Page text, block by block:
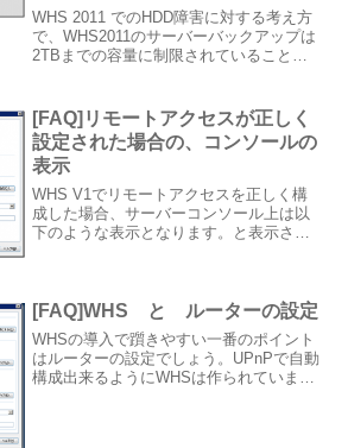
ップする
WHS 2011 でのHDD障害に対する考え方
で、WHS2011のサーバーバックアップは
2TBまでの容量に制限されていることを
存している場合、どうしてもこの点が...
[FAQ]リモートアクセスが正しく
設定された場合の、コンソールの
表示
WHS V1でリモートアクセスを正しく構
成した場合、サーバーコンソール上は以
下のような表示となります。と表示され
「レ」が付くこ...
[FAQ]WHS と ルーターの設定
WHSの導入で躓きやすい一番のポイント
はルーターの設定でしょう。UPnPで自動
構成出来るようにWHSは作られています